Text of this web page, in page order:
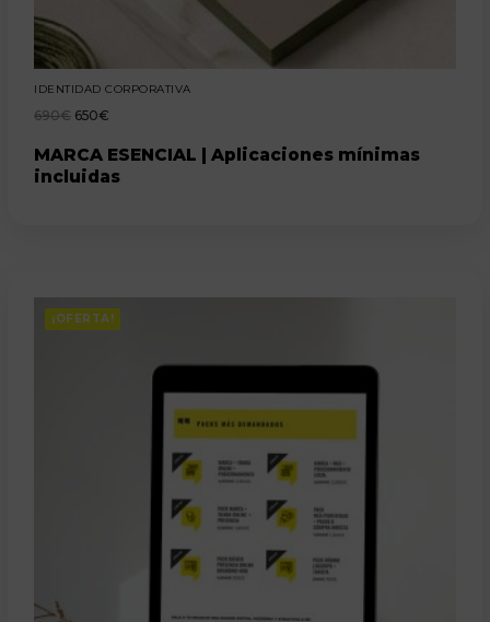
IDENTIDAD CORPORATIVA
690€ 650€
MARCA ESENCIAL | Aplicaciones mínimas
incluidas
¡OFERTA!